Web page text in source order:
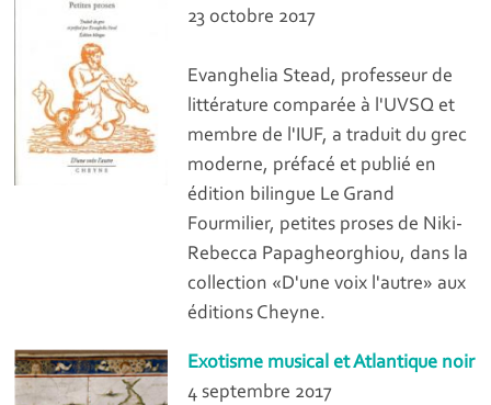
23 octobre 2017
Evanghelia Stead, professeur de
littérature comparée à l'UVSQ et
membre de l'IUF, a traduit du grec
moderne, préfacé et publié en
édition bilingue Le Grand
Fourmilier, petites proses de Niki-
Rebecca Papagheorghiou, dans la
collection «D'une voix l'autre» aux
éditions Cheyne.
Exotisme musical et Atlantique noir
4 septembre 2017